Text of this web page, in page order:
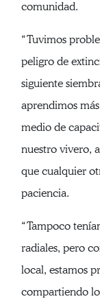
comunidad.
“Tuvimos
peligro de
siguiente
aprendimos
medio de
nuestro vivero,
que cualquier
paciencia.
“Tampoco
radiales, pero
local, estamos
compartiendo